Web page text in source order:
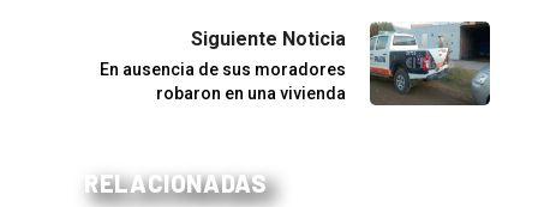
Siguiente Noticia
En ausencia de sus moradores
robaron en una vivienda
RELACIONADAS